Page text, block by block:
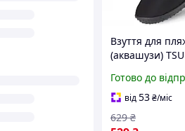
Взуття для
(аквашузи)
та водних
Size 30 Black (P-
Готово до
від53₴/міс
629 ₴